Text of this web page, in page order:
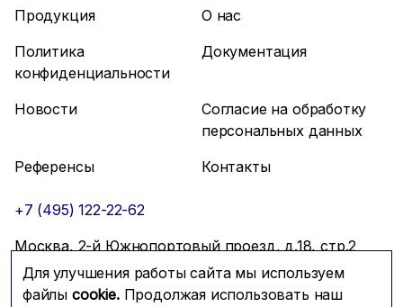
Для улучшения работы сайта мы используем
файлы cookie.Продолжая использовать наш
Продукция
О нас
Политика
конфиденциальности
Документация
Новости
Согласие на обработку
персональных данных
Референсы
Контакты
+7 (495) 122-22-62
Москва, 2-й Южнопортовый проезд, д.18, стр.2
info@mfmc.ru
Связаться с нами